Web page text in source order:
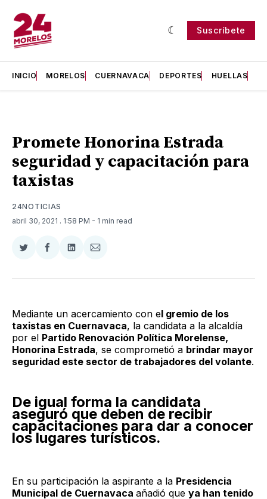
Suscríbete
INICIO MORELOS CUERNAVACA DEPORTES HUELLAS
Promete Honorina Estrada
seguridad y capacitación para
taxistas
24NOTICIAS
abril 30, 2021 . 1:58 PM - 1 min read
Compartir
Twitter
Compartir
Facebook
Compartir
LinkedIn
Compartir
Email
Mediante un acercamiento con el gremio de los
taxistas en Cuernavaca, la candidata a la alcaldía
por el Partido Renovación Política Morelense,
Honorina Estrada, se comprometió a brindar mayor
seguridad este sector de trabajadores del volante.
De igual forma la candidata
aseguró que deben de recibir
capacitaciones para dar a conocer
los lugares turísticos.
En su participación la aspirante a la Presidencia
Municipal de Cuernavaca añadió que ya han tenido